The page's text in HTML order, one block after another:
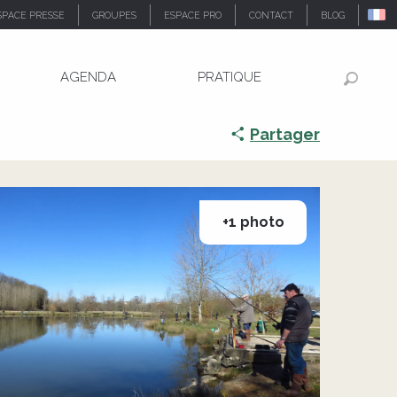
PRESSE GROUPES ESPACE PRO CONTACT BLOG
AGENDA PRATIQUE
Partager
+1 photo